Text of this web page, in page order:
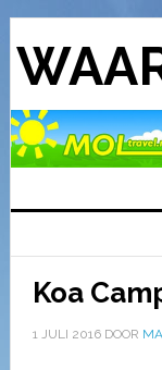
Koa
1 JULI 2016DOOR